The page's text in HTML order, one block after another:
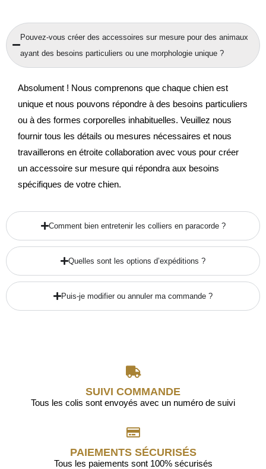
Pouvez-vous créer des accessoires sur mesure pour des animaux
ayant des besoins particuliers ou une morphologie unique ?
Absolument ! Nous comprenons que chaque chien est
unique et nous pouvons répondre à des besoins particuliers
ou à des formes corporelles inhabituelles. Veuillez nous
fournir tous les détails ou mesures nécessaires et nous
travaillerons en étroite collaboration avec vous pour créer
un accessoire sur mesure qui répondra aux besoins
spécifiques de votre chien.
Comment bien entretenir les colliers en paracorde ?
Quelles sont les options d’expéditions ?
Puis-je modifier ou annuler ma commande ?
SUIVI COMMANDE
Tous les colis sont envoyés avec un numéro de suivi
PAIEMENTS SÉCURISÉS
Tous les paiements sont 100% sécurisés